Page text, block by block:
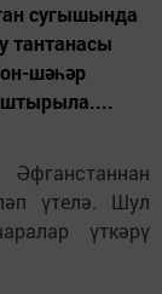
сугышында
тантанасы
шәһәр
үтелә. Шул
үткәрү